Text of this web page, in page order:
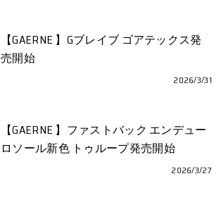
【GAERNE 】Gブレイブ ゴアテックス発
売開始
2026/3/31
【GAERNE 】ファストバック エンデュー
ロソール新色 トゥループ発売開始
2026/3/27